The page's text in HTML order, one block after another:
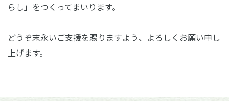
らし」をつくってまいります。
どうぞ末永いご支援を賜りますよう、よろしくお願い申し
上げます。